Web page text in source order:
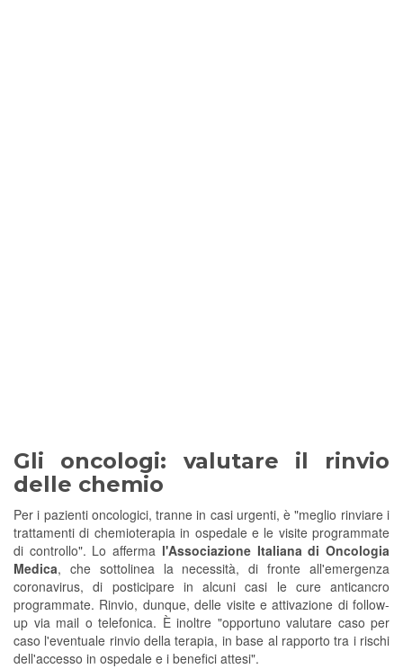
Gli oncologi: valutare il rinvio
delle chemio
Per i pazienti oncologici, tranne in casi urgenti, è "meglio rinviare i
trattamenti di chemioterapia in ospedale e le visite programmate
di controllo". Lo afferma l'Associazione Italiana di Oncologia
Medica, che sottolinea la necessità, di fronte all'emergenza
coronavirus, di posticipare in alcuni casi le cure anticancro
programmate. Rinvio, dunque, delle visite e attivazione di follow-
up via mail o telefonica. È inoltre "opportuno valutare caso per
caso l'eventuale rinvio della terapia, in base al rapporto tra i rischi
dell'accesso in ospedale e i benefici attesi".